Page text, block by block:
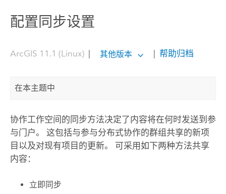
配置同步设置
ArcGIS 11.1 (Linux)| 其他版本 帮助归档
在本主题中
协作工作空间的同步方法决定了内容将在何时发送到参
与门户。 这包括与参与分布式协作的群组共享的新项
目以及对现有项目的更新。 可采用如下两种方法共享
内容：
立即同步